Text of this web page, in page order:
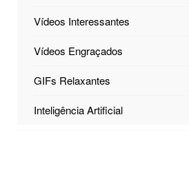
Vídeos Interessantes
Vídeos Engraçados
GIFs Relaxantes
Inteligência Artificial